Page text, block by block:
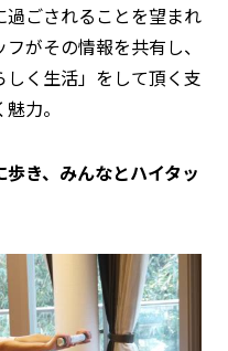
ごされることを望まれ
がその情報を共有し、
く生活」をして頂く支
力。
き、みんなとハイタッ